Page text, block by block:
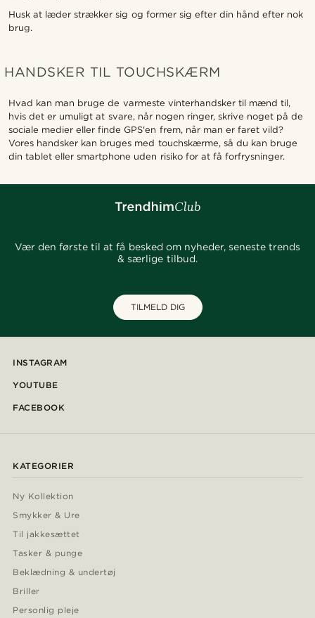
Husk at læder strækker sig og former sig efter din hånd efter nok
brug.
HANDSKER TIL TOUCHSKÆRM
Hvad kan man bruge de varmeste vinterhandsker til mænd til,
hvis det er umuligt at svare, når nogen ringer, skrive noget på de
sociale medier eller finde GPS'en frem, når man er faret vild?
Vores handsker kan bruges med touchskærme, så du kan bruge
din tablet eller smartphone uden risiko for at få forfrysninger.
Vær den første til at få besked om nyheder, seneste trends
& særlige tilbud.
TILMELD DIG
INSTAGRAM
YOUTUBE
FACEBOOK
KATEGORIER
Ny Kollektion
Smykker & Ure
Til jakkesættet
Tasker & punge
Beklædning & undertøj
Briller
Personlig pleje